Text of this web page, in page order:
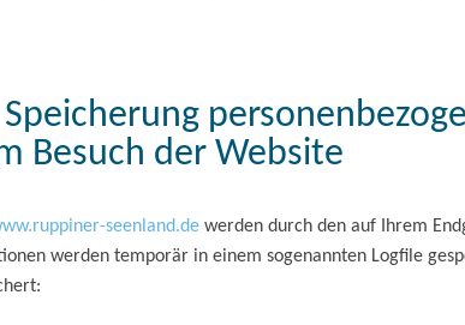
Besuch der Website
seenland.de werden durch den auf Ihrem
werden temporär in einem sogenannten Logfile